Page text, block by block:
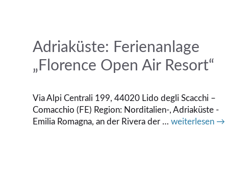
Adriaküste: Ferienanlage
„Florence Open Air Resort“
Via Alpi Centrali 199, 44020 Lido degli Scacchi –
Comacchio (FE) Region: Norditalien-, Adriaküste -
Emilia Romagna, an der Rivera der … weiterlesen →